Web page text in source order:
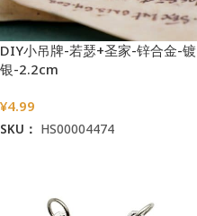
DIY小吊牌-若瑟+圣家-锌合金-镀
银-2.2cm
¥4.99
SKU： HS00004474